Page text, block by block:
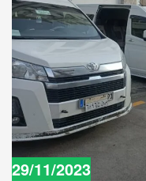
29/11/2023